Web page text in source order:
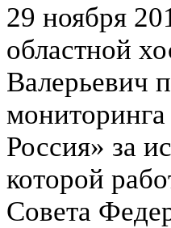
29 ноября
областной
Валерьевич
Россия» за
которой
Совета